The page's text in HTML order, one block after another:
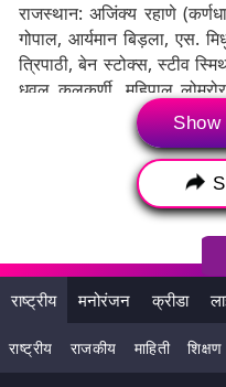
राजस्थान: अजिंक्य रहाणे
गोपाल, आर्यमान बिड़ला, एस.
त्रिपाठी, बेन स्टोक्स, स्टीव
धवल कुलकर्णी, महिपाल
थॉमस, शशांक सिंह, लियाम
राष्ट्रीय मनोरंजन क्रीडा
राष्ट्रीय राजकीय माहिती शिक्षण